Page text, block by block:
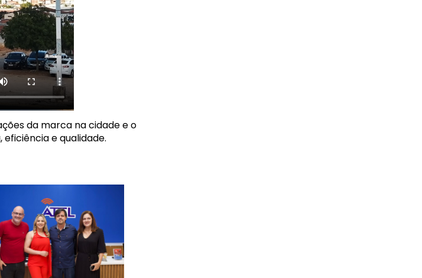
da marca na cidade e o
e qualidade.